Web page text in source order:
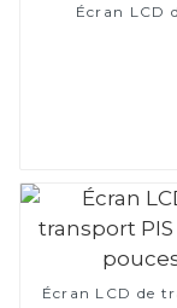
Écran LCD
Écran LCD de